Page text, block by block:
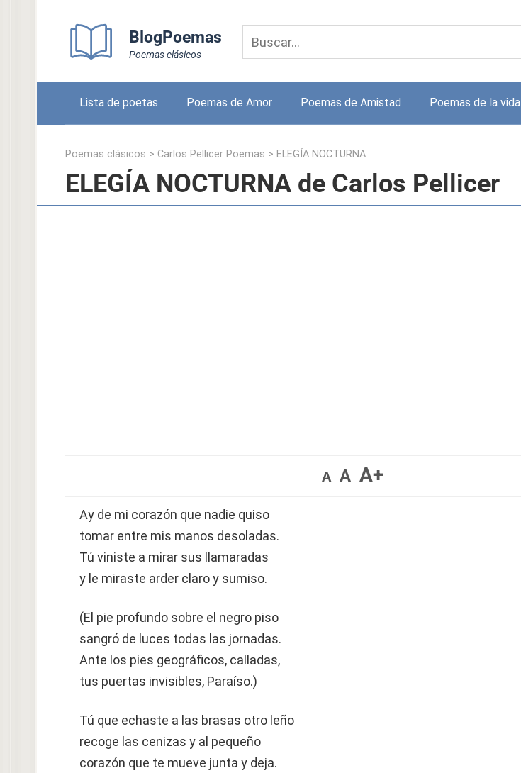
BlogPoemas
Poemas clásicos
Lista de poetas Poemas de Amor Poemas de Amistad Poemas de la vida
Poemas clásicos > Carlos Pellicer Poemas > ELEGÍA NOCTURNA
ELEGÍA NOCTURNA de Carlos Pellicer
A A A+
Ay de mi corazón que nadie quiso
tomar entre mis manos desoladas.
Tú viniste a mirar sus llamaradas
y le miraste arder claro y sumiso.
(El pie profundo sobre el negro piso
sangró de luces todas las jornadas.
Ante los pies geográficos, calladas,
tus puertas invisibles, Paraíso.)
Tú que echaste a las brasas otro leño
recoge las cenizas y al pequeño
corazón que te mueve junta y deja.